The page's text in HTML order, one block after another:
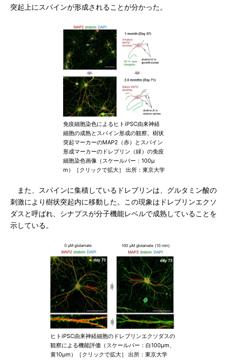
突起上にスパインが形成されることが分かった。
免疫細胞染色によるヒトiPSC由来神経
細胞の成熟とスパイン形成の観察。樹状
突起マーカーのMAP2（赤）とスパイン
形成マーカーのドレブリン（緑）の免疫
細胞染色画像（スケールバー：100μ
m）［クリックで拡大］ 出所：東京大学
また、スパインに集積しているドレブリンは、グルタミン酸の
刺激により樹状突起内に移動した。この現象はドレブリンエクソ
ダスと呼ばれ、シナプスが分子機能レベルで成熟していることを
示している。
ヒトiPSC由来神経細胞のドレブリンエクソダスの
観察による機能評価（スケールバー：白100μm、
黄10μm）［クリックで拡大］ 出所：東京大学